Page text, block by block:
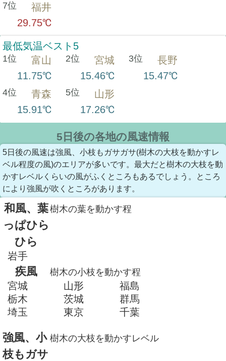
7位
福井
29.75℃
最低気温ベスト5
1位
富山
11.75℃
2位
宮城
15.46℃
3位
長野
15.47℃
4位
青森
15.91℃
5位
山形
17.26℃
5日後の各地の風速情報
5日後の風速は強風、小枝もガサガサ(樹木の大枝を動かすレ
ベル程度の風)のエリアが多いです。最大だと樹木の大枝を動
かすレベルくらいの風がふくところもあるでしょう。ところ
により強風が吹くところがあります。
和風、葉
っぱひら
ひら
樹木の葉を動かす程
岩手
疾風 樹木の小枝を動かす程
宮城 山形
福島
栃木
茨城
群馬
埼玉
東京 千葉
強風、小
枝もガサ
樹木の大枝を動かすレベル